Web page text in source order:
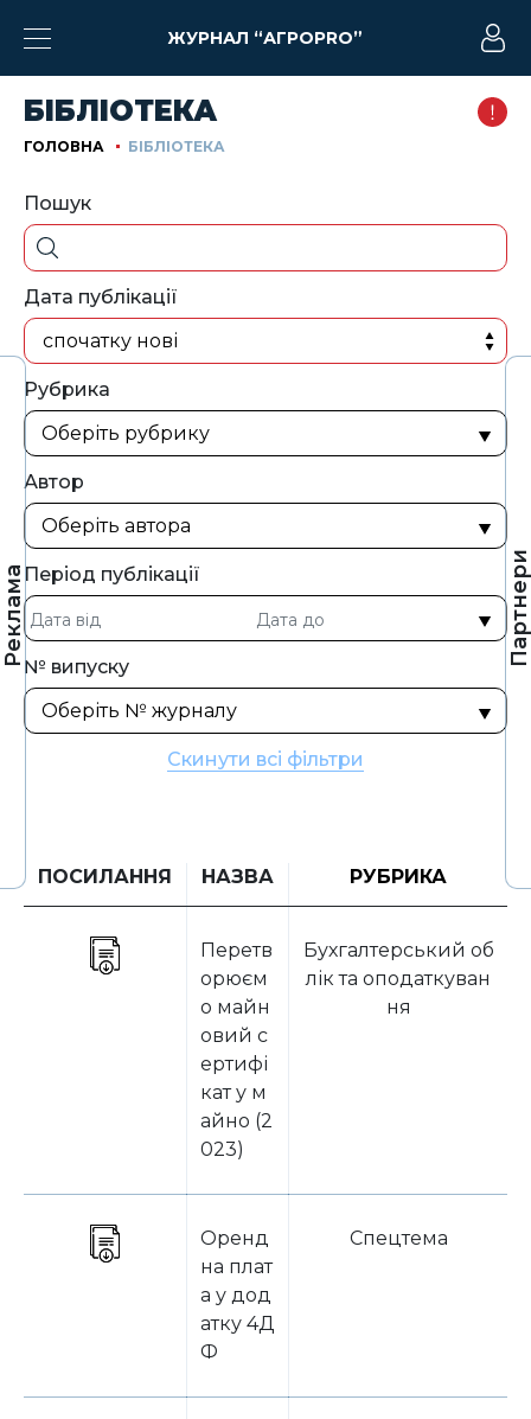
Реклама Партнери
ЖУРНАЛ “АГРОPRO”
БІБЛІОТЕКА
ГОЛОВНА БІБЛІОТЕКА
Пошук
Дата публікації
спочатку нові
Рубрика
Автор
Період публікації
№ випуску
Скинути всі фільтри
ПОСИЛАННЯ НАЗВА РУБРИКА
Перетв
орюєм
о майн
овий с
ертифі
кат у м
айно (2
023)
Бухгалтерський об
лік та оподаткуван
ня
Оренд
на плат
а у дод
атку 4Д
Ф
Спецтема